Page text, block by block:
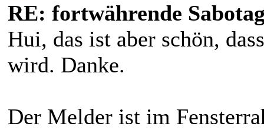
RE: fortwährende
Hui, das ist aber schön,
wird. Danke.
Der Melder ist im